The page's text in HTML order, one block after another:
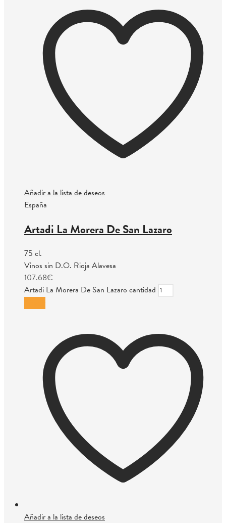
Añadir a la lista de deseos
España
Artadi La Morera De San Lazaro
75 cl.
Vinos sin D.O. Rioja Alavesa
107.68€
Artadi La Morera De San Lazaro cantidad
Añadir a la lista de deseos